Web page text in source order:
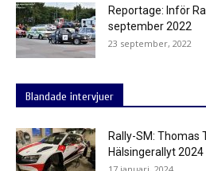
Reportage: Inför
september 2022
23 september, 2022
Blandade intervjuer
Rally-SM:
Hälsingerallyt 2024